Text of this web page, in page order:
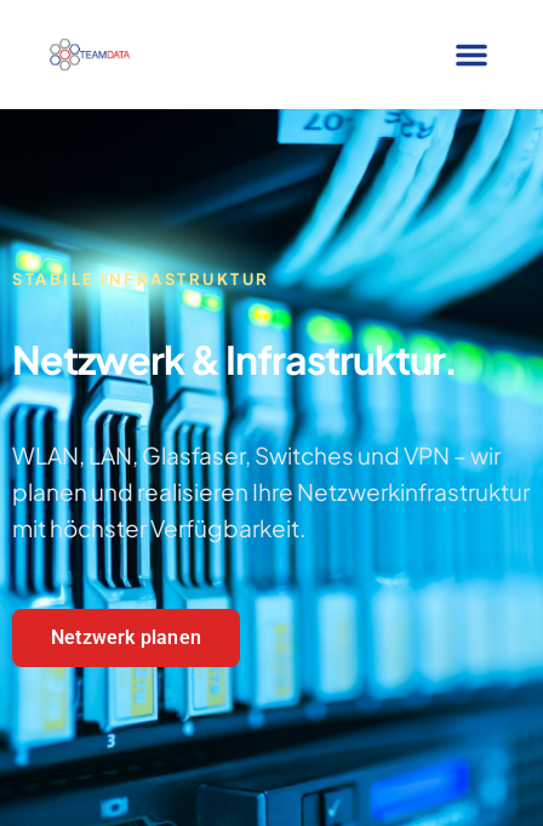
STABILE INFRASTRUKTUR
Netzwerk & Infrastruktur.
WLAN, LAN, Glasfaser, Switches und VPN – wir
planen und realisieren Ihre Netzwerkinfrastruktur
mit höchster Verfügbarkeit.
Netzwerk planen